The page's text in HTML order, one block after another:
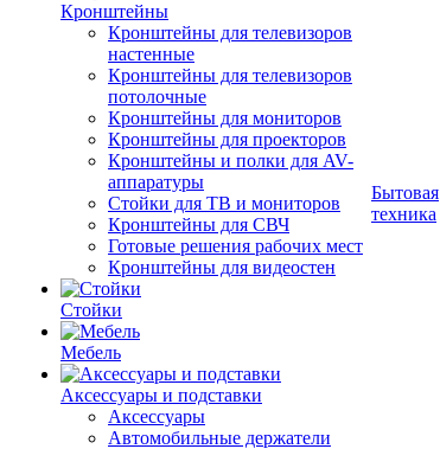
Кронштейны
Кронштейны для телевизоров
настенные
Кронштейны для телевизоров
потолочные
Кронштейны для мониторов
Кронштейны для проекторов
Кронштейны и полки для AV-
аппаратуры
Стойки для ТВ и мониторов
Кронштейны для СВЧ
Готовые решения рабочих мест
Кронштейны для видеостен
Стойки
Мебель
Аксессуары и подставки
Аксессуары
Автомобильные держатели
Бытовая
техника